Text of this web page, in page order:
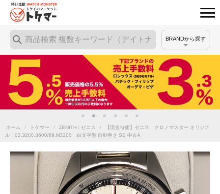
BRANDから探す
ホーム / トケマー / ZENITH / ゼニス /
【現金特価】ゼニス クロノマスター オリジナ
ル 03.3200.3600/69.M3200 白文字盤 自動巻き SS 中古A